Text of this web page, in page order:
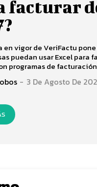
facturar
en vigor de VeriFactu
puedan usar Excel para
programas de
- 3 De Agosto De